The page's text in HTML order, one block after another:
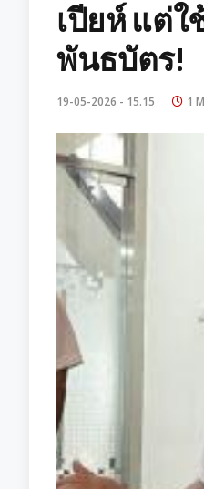
เปียห์ แต่
พันธบัตร!
19-05-2026 - 15.15 1